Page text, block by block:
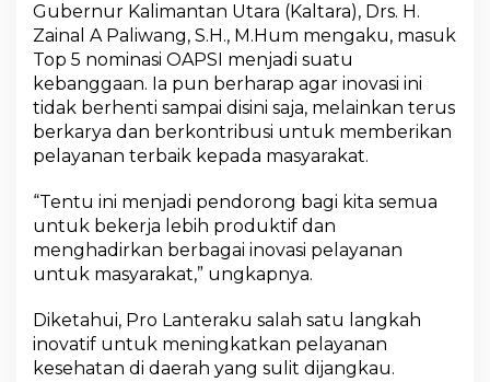
Gubernur Kalimantan Utara (Kaltara), Drs. H.
Zainal A Paliwang, S.H., M.Hum mengaku, masuk
Top 5 nominasi OAPSI menjadi suatu
kebanggaan. Ia pun berharap agar inovasi ini
tidak berhenti sampai disini saja, melainkan terus
berkarya dan berkontribusi untuk memberikan
pelayanan terbaik kepada masyarakat.
“Tentu ini menjadi pendorong bagi kita semua
untuk bekerja lebih produktif dan
menghadirkan berbagai inovasi pelayanan
untuk masyarakat,” ungkapnya.
Diketahui, Pro Lanteraku salah satu langkah
inovatif untuk meningkatkan pelayanan
kesehatan di daerah yang sulit dijangkau.